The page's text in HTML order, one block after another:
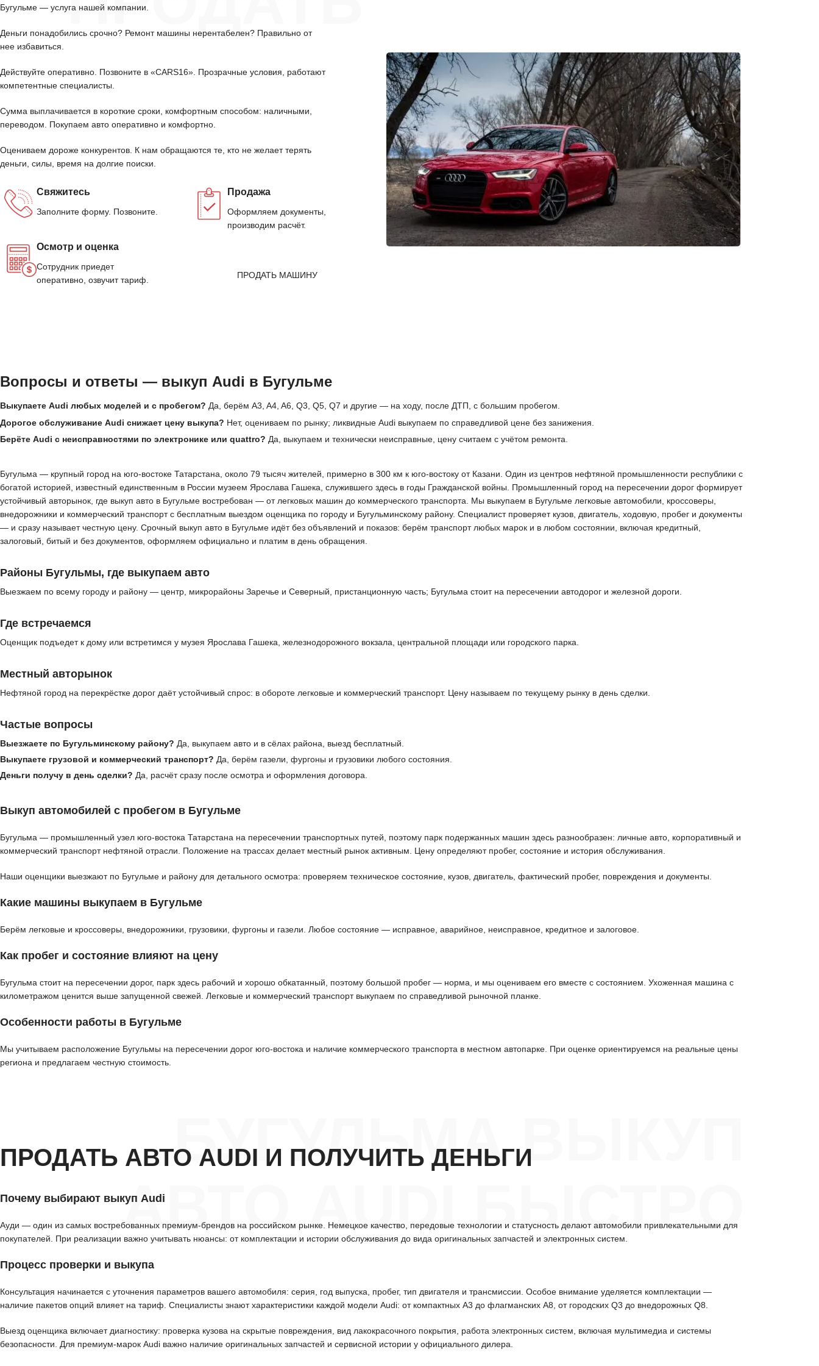
Бугульме — услуга нашей компании.
Деньги понадобились срочно? Ремонт машины нерентабелен? Правильно от
нее избавиться.
Действуйте оперативно. Позвоните в «CARS16». Прозрачные условия, работают
компетентные специалисты.
Сумма выплачивается в короткие сроки, комфортным способом: наличными,
переводом. Покупаем авто оперативно и комфортно.
Оцениваем дороже конкурентов. К нам обращаются те, кто не желает терять
деньги, силы, время на долгие поиски.
Свяжитесь
Заполните форму. Позвоните.
Осмотр и оценка
Сотрудник приедет
оперативно, озвучит тариф.
Продажа
Оформляем документы,
производим расчёт.
ПРОДАТЬ МАШИНУ
Вопросы и ответы — выкуп Audi в Бугульме
Выкупаете Audi любых моделей и с пробегом? Да, берём A3, A4, A6, Q3, Q5, Q7 и другие — на ходу, после ДТП, с большим пробегом.
Дорогое обслуживание Audi снижает цену выкупа? Нет, оцениваем по рынку; ликвидные Audi выкупаем по справедливой цене без занижения.
Берёте Audi с неисправностями по электронике или quattro? Да, выкупаем и технически неисправные, цену считаем с учётом ремонта.
Бугульма — крупный город на юго-востоке Татарстана, около 79 тысяч жителей, примерно в 300 км к юго-востоку от Казани. Один из центров нефтяной промышленности республики с
богатой историей, известный единственным в России музеем Ярослава Гашека, служившего здесь в годы Гражданской войны. Промышленный город на пересечении дорог формирует
устойчивый авторынок, где выкуп авто в Бугульме востребован — от легковых машин до коммерческого транспорта. Мы выкупаем в Бугульме легковые автомобили, кроссоверы,
внедорожники и коммерческий транспорт с бесплатным выездом оценщика по городу и Бугульминскому району. Специалист проверяет кузов, двигатель, ходовую, пробег и документы
— и сразу называет честную цену. Срочный выкуп авто в Бугульме идёт без объявлений и показов: берём транспорт любых марок и в любом состоянии, включая кредитный,
залоговый, битый и без документов, оформляем официально и платим в день обращения.
Районы Бугульмы, где выкупаем авто
Выезжаем по всему городу и району — центр, микрорайоны Заречье и Северный, пристанционную часть; Бугульма стоит на пересечении автодорог и железной дороги.
Где встречаемся
Оценщик подъедет к дому или встретимся у музея Ярослава Гашека, железнодорожного вокзала, центральной площади или городского парка.
Местный авторынок
Нефтяной город на перекрёстке дорог даёт устойчивый спрос: в обороте легковые и коммерческий транспорт. Цену называем по текущему рынку в день сделки.
Частые вопросы
Выезжаете по Бугульминскому району? Да, выкупаем авто и в сёлах района, выезд бесплатный.
Выкупаете грузовой и коммерческий транспорт? Да, берём газели, фургоны и грузовики любого состояния.
Деньги получу в день сделки? Да, расчёт сразу после осмотра и оформления договора.
Выкуп автомобилей с пробегом в Бугульме
Бугульма — промышленный узел юго-востока Татарстана на пересечении транспортных путей, поэтому парк подержанных машин здесь разнообразен: личные авто, корпоративный и
коммерческий транспорт нефтяной отрасли. Положение на трассах делает местный рынок активным. Цену определяют пробег, состояние и история обслуживания.
Наши оценщики выезжают по Бугульме и району для детального осмотра: проверяем техническое состояние, кузов, двигатель, фактический пробег, повреждения и документы.
Какие машины выкупаем в Бугульме
Берём легковые и кроссоверы, внедорожники, грузовики, фургоны и газели. Любое состояние — исправное, аварийное, неисправное, кредитное и залоговое.
Как пробег и состояние влияют на цену
Бугульма стоит на пересечении дорог, парк здесь рабочий и хорошо обкатанный, поэтому большой пробег — норма, и мы оцениваем его вместе с состоянием. Ухоженная машина с
километражом ценится выше запущенной свежей. Легковые и коммерческий транспорт выкупаем по справедливой рыночной планке.
Особенности работы в Бугульме
Мы учитываем расположение Бугульмы на пересечении дорог юго-востока и наличие коммерческого транспорта в местном автопарке. При оценке ориентируемся на реальные цены
региона и предлагаем честную стоимость.
БУГУЛЬМА ВЫКУП
АВТО AUDI БЫСТРО
ПРОДАТЬ АВТО AUDI И ПОЛУЧИТЬ ДЕНЬГИ
Почему выбирают выкуп Audi
Ауди — один из самых востребованных премиум-брендов на российском рынке. Немецкое качество, передовые технологии и статусность делают автомобили привлекательными для
покупателей. При реализации важно учитывать нюансы: от комплектации и истории обслуживания до вида оригинальных запчастей и электронных систем.
Процесс проверки и выкупа
Консультация начинается с уточнения параметров вашего автомобиля: серия, год выпуска, пробег, тип двигателя и трансмиссии. Особое внимание уделяется комплектации —
наличие пакетов опций влияет на тариф. Специалисты знают характеристики каждой модели Audi: от компактных A3 до флагманских A8, от городских Q3 до внедорожных Q8.
Выезд оценщика включает диагностику: проверка кузова на скрытые повреждения, вид лакокрасочного покрытия, работа электронных систем, включая мультимедиа и системы
безопасности. Для премиум-марок Audi важно наличие оригинальных запчастей и сервисной истории у официального дилера.